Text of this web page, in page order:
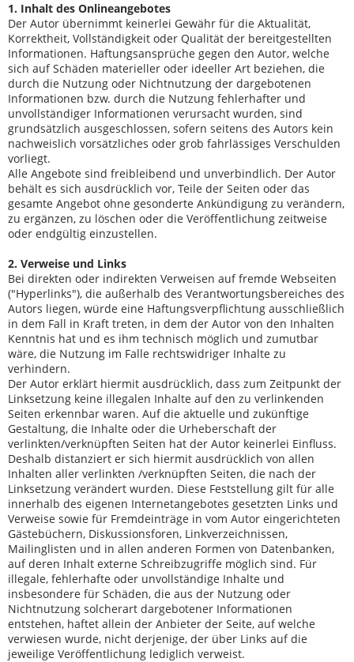
1. Inhalt des Onlineangebotes
Der Autor übernimmt keinerlei Gewähr für die Aktualität,
Korrektheit, Vollständigkeit oder Qualität der bereitgestellten
Informationen. Haftungsansprüche gegen den Autor, welche
sich auf Schäden materieller oder ideeller Art beziehen, die
durch die Nutzung oder Nichtnutzung der dargebotenen
Informationen bzw. durch die Nutzung fehlerhafter und
unvollständiger Informationen verursacht wurden, sind
grundsätzlich ausgeschlossen, sofern seitens des Autors kein
nachweislich vorsätzliches oder grob fahrlässiges Verschulden
vorliegt.
Alle Angebote sind freibleibend und unverbindlich. Der Autor
behält es sich ausdrücklich vor, Teile der Seiten oder das
gesamte Angebot ohne gesonderte Ankündigung zu verändern,
zu ergänzen, zu löschen oder die Veröffentlichung zeitweise
oder endgültig einzustellen.
2. Verweise und Links
Bei direkten oder indirekten Verweisen auf fremde Webseiten
("Hyperlinks"), die außerhalb des Verantwortungsbereiches des
Autors liegen, würde eine Haftungsverpflichtung ausschließlich
in dem Fall in Kraft treten, in dem der Autor von den Inhalten
Kenntnis hat und es ihm technisch möglich und zumutbar
wäre, die Nutzung im Falle rechtswidriger Inhalte zu
verhindern.
Der Autor erklärt hiermit ausdrücklich, dass zum Zeitpunkt der
Linksetzung keine illegalen Inhalte auf den zu verlinkenden
Seiten erkennbar waren. Auf die aktuelle und zukünftige
Gestaltung, die Inhalte oder die Urheberschaft der
verlinkten/verknüpften Seiten hat der Autor keinerlei Einfluss.
Deshalb distanziert er sich hiermit ausdrücklich von allen
Inhalten aller verlinkten /verknüpften Seiten, die nach der
Linksetzung verändert wurden. Diese Feststellung gilt für alle
innerhalb des eigenen Internetangebotes gesetzten Links und
Verweise sowie für Fremdeinträge in vom Autor eingerichteten
Gästebüchern, Diskussionsforen, Linkverzeichnissen,
Mailinglisten und in allen anderen Formen von Datenbanken,
auf deren Inhalt externe Schreibzugriffe möglich sind. Für
illegale, fehlerhafte oder unvollständige Inhalte und
insbesondere für Schäden, die aus der Nutzung oder
Nichtnutzung solcherart dargebotener Informationen
entstehen, haftet allein der Anbieter der Seite, auf welche
verwiesen wurde, nicht derjenige, der über Links auf die
jeweilige Veröffentlichung lediglich verweist.